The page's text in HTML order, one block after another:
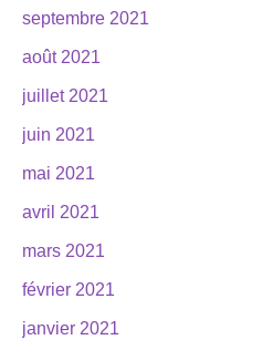
septembre 2021
août 2021
juillet 2021
juin 2021
mai 2021
avril 2021
mars 2021
février 2021
janvier 2021